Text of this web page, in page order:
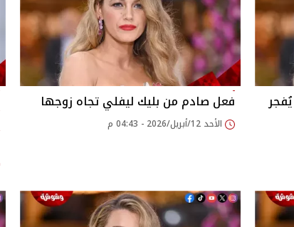
مسؤول تنفيذي في شركة Disney يُفجر
فعل صادم من بليك ليفلي تجاه زوجها
الأحد 12/أبريل/2026 - 04:43 م